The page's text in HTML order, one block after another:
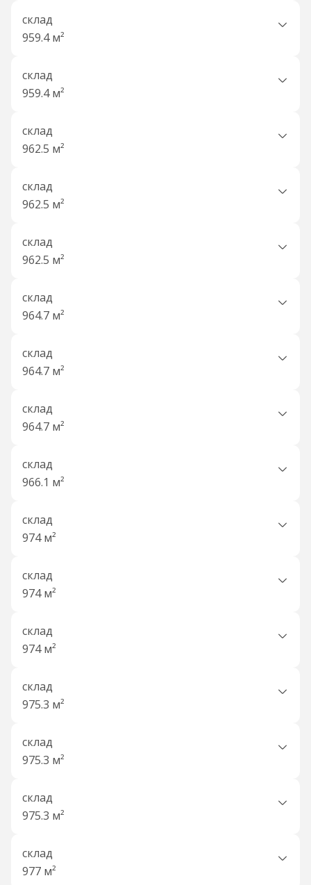
склад
959.4 м²
склад
959.4 м²
склад
962.5 м²
склад
962.5 м²
склад
962.5 м²
склад
964.7 м²
склад
964.7 м²
склад
964.7 м²
склад
966.1 м²
склад
974 м²
склад
974 м²
склад
974 м²
склад
975.3 м²
склад
975.3 м²
склад
975.3 м²
склад
977 м²